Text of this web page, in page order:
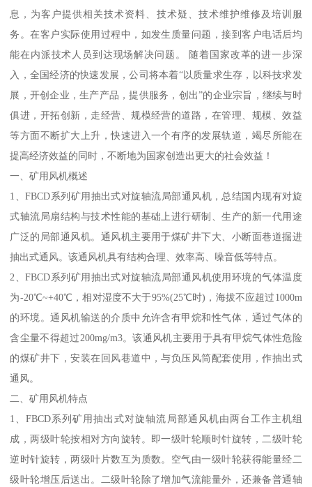
息，为客户提供相关技术资料、技术疑、技术维护维修及培训服
务。在客户实际使用过程中，如发生质量问题，接到客户电话后均
能在内派技术人员到达现场解决问题。 随着国家改革的进一步深
入，全国经济的快速发展，公司将本着“以质量求生存，以科技求发
展，开创企业，生产产品，提供服务，创出”的企业宗旨，继续与时
俱进，开拓创新，走经营、规模经营的道路，在管理、规模、效益
等方面不断扩大上升，快速进入一个有序的发展轨道，竭尽所能在
提高经济效益的同时，不断地为国家创造出更大的社会效益！
一、矿用风机概述
1、FBCD系列矿用抽出式对旋轴流局部通风机，总结国内现有对旋
式轴流局扇结构与技术性能的基础上进行研制、生产的新一代用途
广泛的局部通风机。通风机主要用于煤矿井下大、小断面巷道掘进
抽出式通风。该通风机具有结构合理、效率高、噪音低等特点。
2、FBCD系列矿用抽出式对旋轴流局部通风机使用环境的气体温度
为-20℃~+40℃，相对湿度不大于95%(25℃时)，海拔不应超过1000m
的环境。通风机输送的介质中允许含有甲烷和性气体，通过气体的
含尘量不得超过200mg/m3。该通风机主要用于具有甲烷气体性危险
的煤矿井下，安装在回风巷道中，与负压风筒配套使用，作抽出式
通风。
二、矿用风机特点
1、FBCD系列矿用抽出式对旋轴流局部通风机由两台工作主机组
成，两级叶轮按相对方向旋转。即一级叶轮顺时针旋转，二级叶轮
逆时针旋转，两级叶片数互为质数。空气由一级叶轮获得能量经二
级叶轮增压后送出。二级叶轮除了增加气流能量外，还兼备普通轴